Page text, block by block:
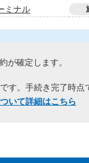
ミナル
が確定します。
す。手続き完了時点
いて詳細はこちら